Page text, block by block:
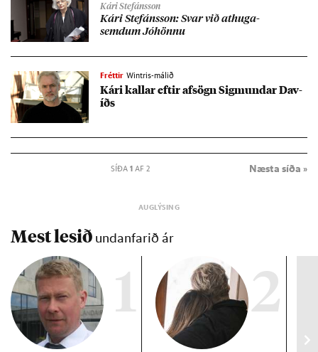
Kári Stefánsson
Kári Stef­áns­son: Svar við at­huga­
semd­um Jó­hönnu
Fréttir Wintris-málið
Kári kall­ar eft­ir af­sögn Sig­mund­ar Dav­
íðs
SÍÐA 1AF 2 Næsta síða »
Mest lesið undanfarið ár
1 2